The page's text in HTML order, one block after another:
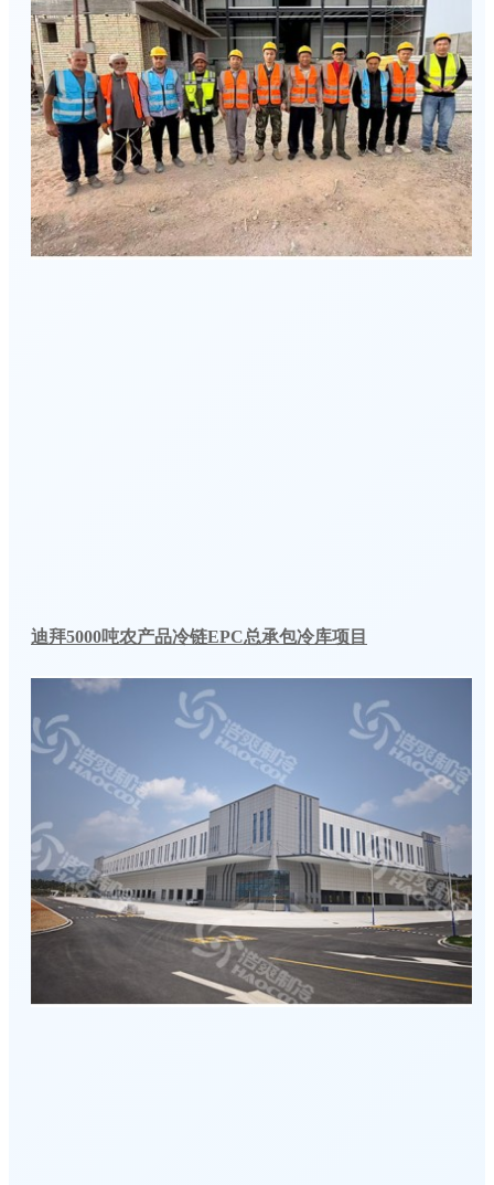
迪拜5000吨农产品冷链EPC总承包冷库项目